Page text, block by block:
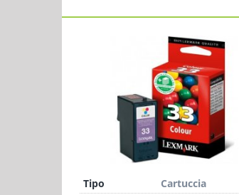
Tipo
Cartuccia